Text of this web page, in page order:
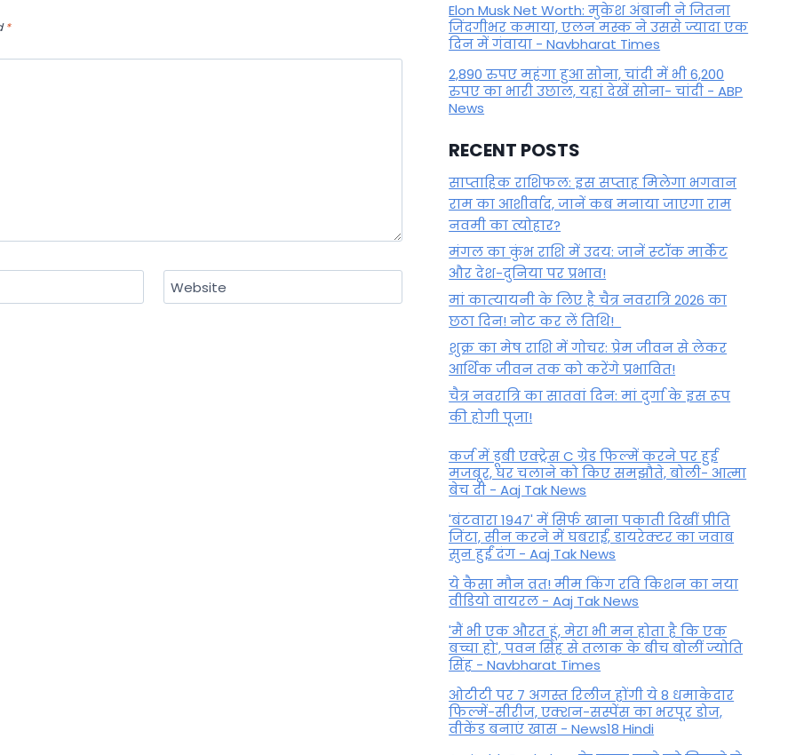
*
Website
Elon Musk Net Worth: मुकेश अंबानी ने जितना
जिंदगीभर कमाया, एलन मस्क ने उससे ज्यादा एक
दिन में गंवाया - Navbharat Times
2,890 रुपए महंगा हुआ सोना, चांदी में भी 6,200
रुपए का भारी उछाल, यहां देखें सोना- चांदी - ABP
News
RECENT POSTS
साप्ताहिक राशिफल: इस सप्ताह मिलेगा भगवान
राम का आशीर्वाद, जानें कब मनाया जाएगा राम
नवमी का त्योहार?
मंगल का कुंभ राशि में उदय: जानें स्‍टॉक मार्केट
और देश-दुनिया पर प्रभाव!
मां कात्‍यायनी के लिए है चैत्र नवरात्रि 2026 का
छठा दिन! नोट कर लें तिथि!
शुक्र का मेष राशि में गोचर: प्रेम जीवन से लेकर
आर्थिक जीवन तक को करेंगे प्रभावित!
चैत्र नवरात्रि का सातवां दिन: मां दुर्गा के इस रूप
की होगी पूजा!
कर्ज में डूबी एक्ट्रेस C ग्रेड फिल्में करने पर हुई
मजबूर, घर चलाने को किए समझौते, बोली- आत्मा
बेच दी - Aaj Tak News
'बंटवारा 1947' में सिर्फ खाना पकाती दिखीं प्रीति
जिंटा, सीन करने में घबराईं, डायरेक्टर का जवाब
सुन हुईं दंग - Aaj Tak News
ये कैसा मौन व्रत! मीम किंग रवि किशन का नया
वीडियो वायरल - Aaj Tak News
'मैं भी एक औरत हूं, मेरा भी मन होता है कि एक
बच्चा हो', पवन सिंह से तलाक के बीच बोलीं ज्योति
सिंह - Navbharat Times
ओटीटी पर 7 अगस्त रिलीज होंगी ये 8 धमाकेदार
फिल्में-सीरीज, एक्शन-सस्पेंस का भरपूर डोज,
वीकेंड बनाएं खास - News18 Hindi